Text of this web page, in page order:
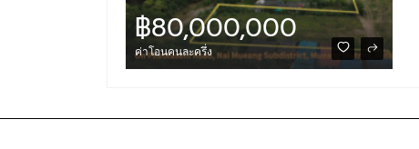
฿80,000,000
ค่าโอนคนละครึ่ง
฿2,590,000